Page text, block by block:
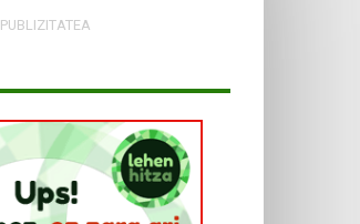
PUBLIZITATEA